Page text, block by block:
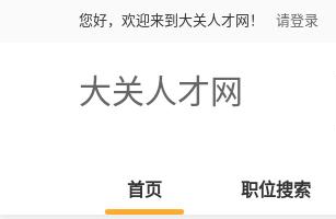
您好，欢迎来到大关人才网！ 请登录
大关人才网
首页 职位搜索